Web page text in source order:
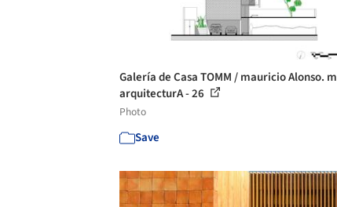
Galería de Casa TOMM / mauricio Alonso. m
arquitecturA - 26
Photo
Save